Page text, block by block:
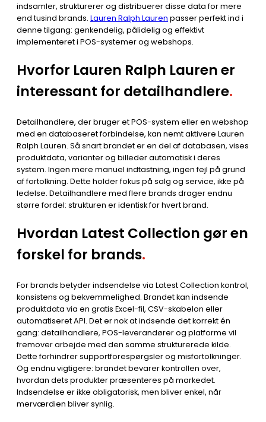
indsamler, strukturerer og distribuerer disse data for mere
end tusind brands. Lauren Ralph Lauren passer perfekt ind i
denne tilgang: genkendelig, pålidelig og effektivt
implementeret i POS-systemer og webshops.
Hvorfor Lauren Ralph Lauren er
interessant for detailhandlere.
Detailhandlere, der bruger et POS-system eller en webshop
med en databaseret forbindelse, kan nemt aktivere Lauren
Ralph Lauren. Så snart brandet er en del af databasen, vises
produktdata, varianter og billeder automatisk i deres
system. Ingen mere manuel indtastning, ingen fejl på grund
af fortolkning. Dette holder fokus på salg og service, ikke på
ledelse. Detailhandlere med flere brands drager endnu
større fordel: strukturen er identisk for hvert brand.
Hvordan Latest Collection gør en
forskel for brands.
For brands betyder indsendelse via Latest Collection kontrol,
konsistens og bekvemmelighed. Brandet kan indsende
produktdata via en gratis Excel-fil, CSV-skabelon eller
automatiseret API. Det er nok at indsende det korrekt én
gang: detailhandlere, POS-leverandører og platforme vil
fremover arbejde med den samme strukturerede kilde.
Dette forhindrer supportforespørgsler og misfortolkninger.
Og endnu vigtigere: brandet bevarer kontrollen over,
hvordan dets produkter præsenteres på markedet.
Indsendelse er ikke obligatorisk, men bliver enkel, når
merværdien bliver synlig.